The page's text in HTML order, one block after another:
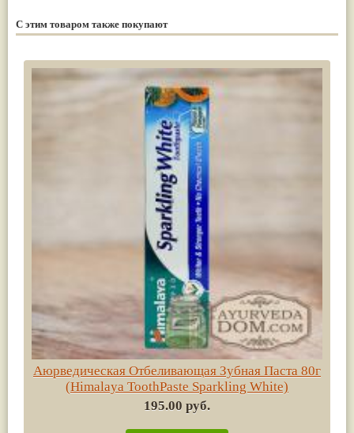
С этим товаром также покупают
Аюрведическая Отбеливающая Зубная Паста 80г
(Himalaya ToothPaste Sparkling White)
195.00 руб.